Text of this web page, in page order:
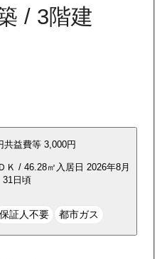
/ 3階建
共益費等 3,000円
Ｋ / 46.28㎡ 入居日 2026年8月
31日頃
保証人不要 都市ガス